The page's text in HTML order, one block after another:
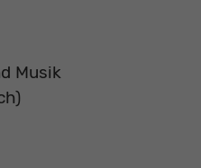
Musik